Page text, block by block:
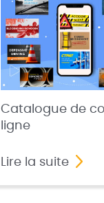
Catalogue de
ligne
Lire la suite